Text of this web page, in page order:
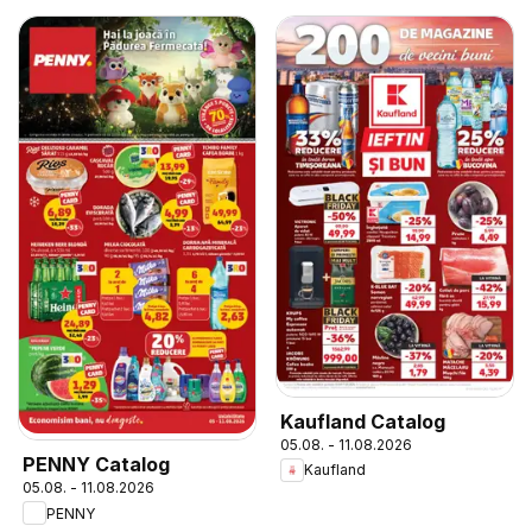
PENNY Catalog
05.08. - 11.08.2026
PENNY
Kaufland Catalog
05.08. - 11.08.2026
Kaufland